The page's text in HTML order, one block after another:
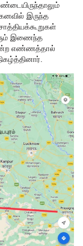
இருந்த
இணைந்த
என்ற எண்ணத்தால்